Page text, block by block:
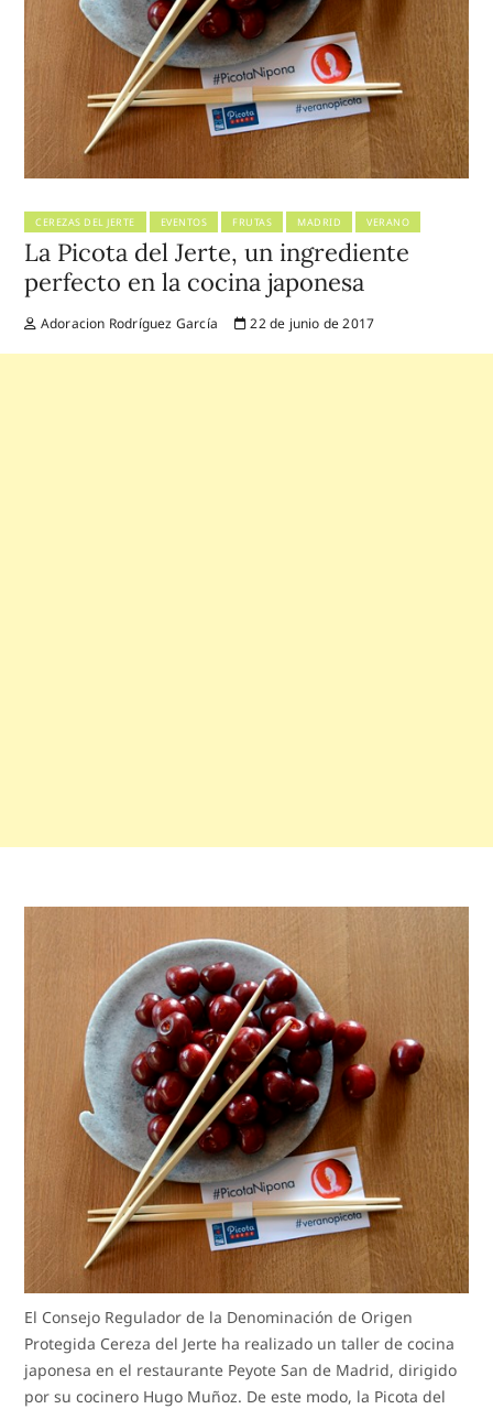
CEREZAS DEL JERTE EVENTOS FRUTAS MADRID VERANO
La Picota del Jerte, un ingrediente
perfecto en la cocina japonesa
Adoracion Rodríguez García 22 de junio de 2017
El Consejo Regulador de la Denominación de Origen
Protegida Cereza del Jerte ha realizado un taller de cocina
japonesa en el restaurante Peyote San de Madrid, dirigido
por su cocinero Hugo Muñoz. De este modo, la Picota del